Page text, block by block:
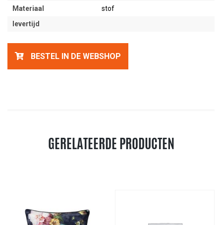
Materiaal
stof
levertijd
BESTEL IN DE WEBSHOP
GERELATEERDE PRODUCTEN